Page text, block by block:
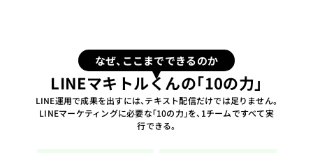
なぜ、ここまでできるのか
LINEマキトルくんの「10の力」
LINE運用で成果を出すには、テキスト配信だけでは足りません。
LINEマーケティングに必要な「10の力」を、1チームですべて実
行できる。